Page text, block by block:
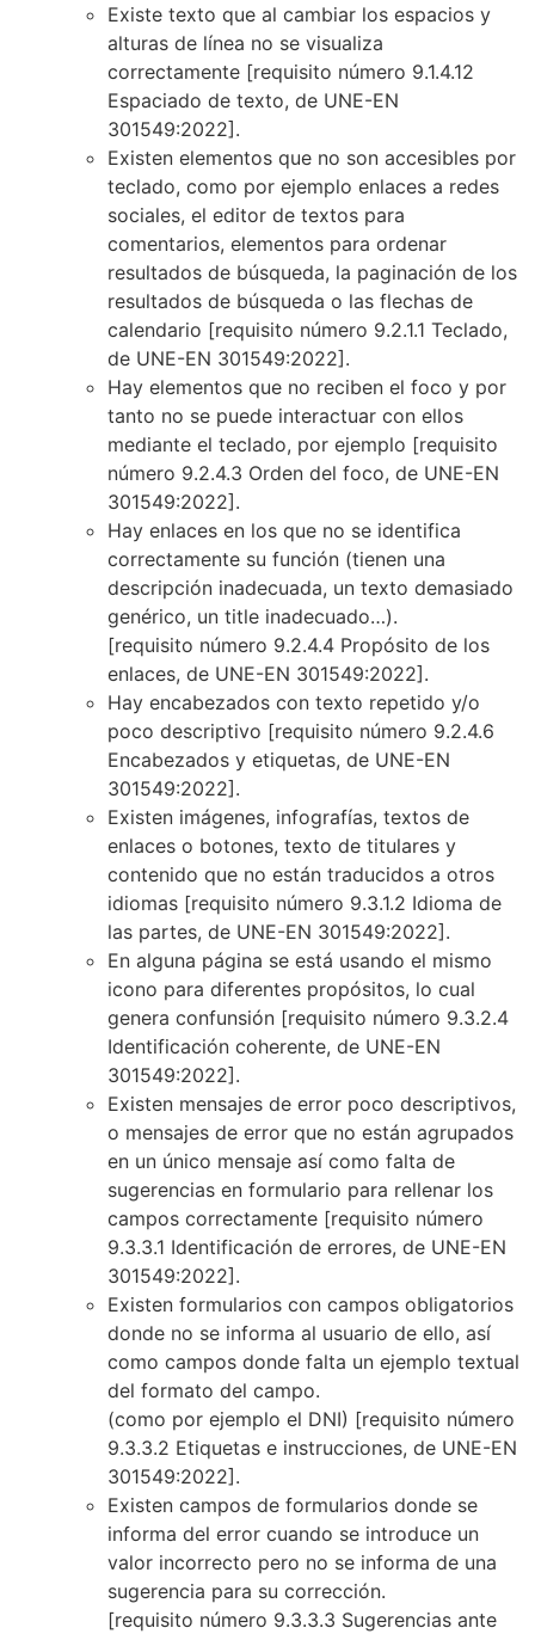
Existe texto que al cambiar los espacios y
alturas de línea no se visualiza
correctamente [requisito número 9.1.4.12
Espaciado de texto, de UNE-EN
301549:2022].
Existen elementos que no son accesibles por
teclado, como por ejemplo enlaces a redes
sociales, el editor de textos para
comentarios, elementos para ordenar
resultados de búsqueda, la paginación de los
resultados de búsqueda o las flechas de
calendario [requisito número 9.2.1.1 Teclado,
de UNE-EN 301549:2022].
Hay elementos que no reciben el foco y por
tanto no se puede interactuar con ellos
mediante el teclado, por ejemplo [requisito
número 9.2.4.3 Orden del foco, de UNE-EN
301549:2022].
Hay enlaces en los que no se identifica
correctamente su función (tienen una
descripción inadecuada, un texto demasiado
genérico, un title inadecuado…).
[requisito número 9.2.4.4 Propósito de los
enlaces, de UNE-EN 301549:2022].
Hay encabezados con texto repetido y/o
poco descriptivo [requisito número 9.2.4.6
Encabezados y etiquetas, de UNE-EN
301549:2022].
Existen imágenes, infografías, textos de
enlaces o botones, texto de titulares y
contenido que no están traducidos a otros
idiomas [requisito número 9.3.1.2 Idioma de
las partes, de UNE-EN 301549:2022].
En alguna página se está usando el mismo
icono para diferentes propósitos, lo cual
genera confunsión [requisito número 9.3.2.4
Identificación coherente, de UNE-EN
301549:2022].
Existen mensajes de error poco descriptivos,
o mensajes de error que no están agrupados
en un único mensaje así como falta de
sugerencias en formulario para rellenar los
campos correctamente [requisito número
9.3.3.1 Identificación de errores, de UNE-EN
301549:2022].
Existen formularios con campos obligatorios
donde no se informa al usuario de ello, así
como campos donde falta un ejemplo textual
del formato del campo.
(como por ejemplo el DNI) [requisito número
9.3.3.2 Etiquetas e instrucciones, de UNE-EN
301549:2022].
Existen campos de formularios donde se
informa del error cuando se introduce un
valor incorrecto pero no se informa de una
sugerencia para su corrección.
[requisito número 9.3.3.3 Sugerencias ante